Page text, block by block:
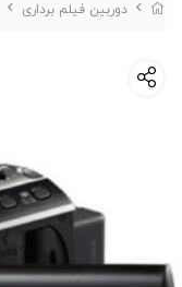
دوربین فیلم برداری